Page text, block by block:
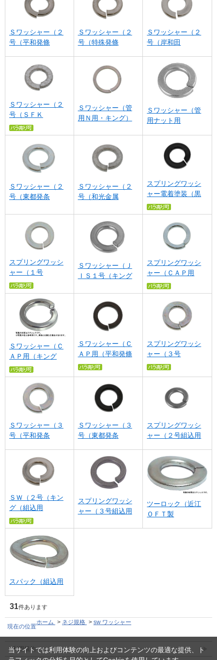
Ｓワッシャー（２
号（平和発條
Ｓワッシャー（２
号（特殊発條
Ｓワッシャー（２
号（岸和田
Ｓワッシャー（２
号（ＳＦＫ
Ｓワッシャー（管
用Ｎ用・キング）
Ｓワッシャー（管
用ナット用
Ｓワッシャー（２
号（東都発条
Ｓワッシャー（２
号（和光金属
スプリングワッシ
ャー電着塗装（黒
スプリングワッシ
ャー（１号
Ｓワッシャー（Ｊ
ＩＳ１号（キング
スプリングワッシ
ャー（ＣＡＰ用
Ｓワッシャー（Ｃ
ＡＰ用（キング
Ｓワッシャー（Ｃ
ＡＰ用（平和発條
スプリングワッシ
ャー（３号
Ｓワッシャー（３
号（平和発条
Ｓワッシャー（３
号（東都発条
スプリングワッシ
ャー（２号組込用
ＳＷ（２号（キン
グ（組込用
スプリングワッシ
ャー（３号組込用
ツーロック（近江
ＯＦＴ製
スパック（組込用
31件あります
現在の位置
ホーム > ネジ規格 > sw ワッシャー
利用規約
当サイトでは利用体験の向上およびコンテンツの最適な提供、ト